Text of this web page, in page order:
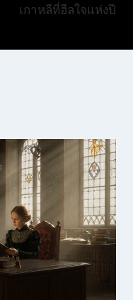
เกาหลีที่ฮีลใจแห่งปี